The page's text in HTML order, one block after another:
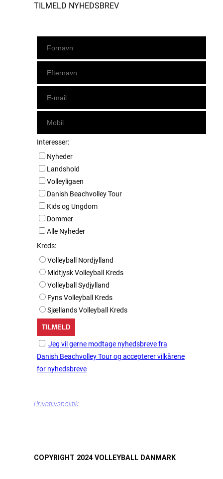
TILMELD NYHEDSBREV
Interesser:
Nyheder
Landshold
Volleyligaen
Danish Beachvolley Tour
Kids og Ungdom
Dommer
Alle Nyheder
Kreds:
Volleyball Nordjylland
Midtjysk Volleyball Kreds
Volleyball Sydjylland
Fyns Volleyball Kreds
Sjællands Volleyball Kreds
Jeg vil gerne modtage nyhedsbreve fra
Danish Beachvolley Tour og accepterer vilkårene
for nyhedsbreve
Privatlivspolitik
COPYRIGHT 2024 VOLLEYBALL DANMARK